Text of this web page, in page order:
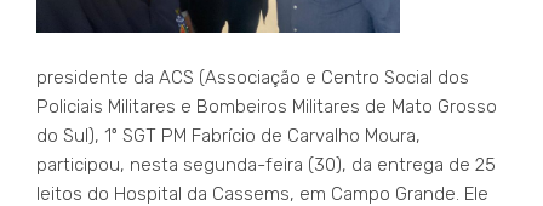
presidente da ACS (Associação e Centro Social dos
Policiais Militares e Bombeiros Militares de Mato Grosso
do Sul), 1º SGT PM Fabrício de Carvalho Moura,
participou, nesta segunda-feira (30), da entrega de 25
leitos do Hospital da Cassems, em Campo Grande. Ele